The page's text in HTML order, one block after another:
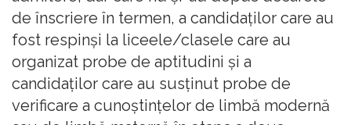
de înscriere în termen, a candidaților care au
fost respinși la liceele/clasele care au
organizat probe de aptitudini și a
candidaților care au susținut probe de
verificare a cunoștințelor de limbă modernă